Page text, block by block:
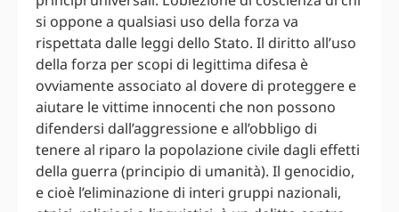
si oppone a qualsiasi uso della forza va
rispettata dalle leggi dello Stato. Il diritto all’uso
della forza per scopi di legittima difesa è
ovviamente associato al dovere di proteggere e
aiutare le vittime innocenti che non possono
difendersi dall’aggressione e all’obbligo di
tenere al riparo la popolazione civile dagli effetti
della guerra (principio di umanità). Il genocidio,
e cioè l’eliminazione di interi gruppi nazionali,